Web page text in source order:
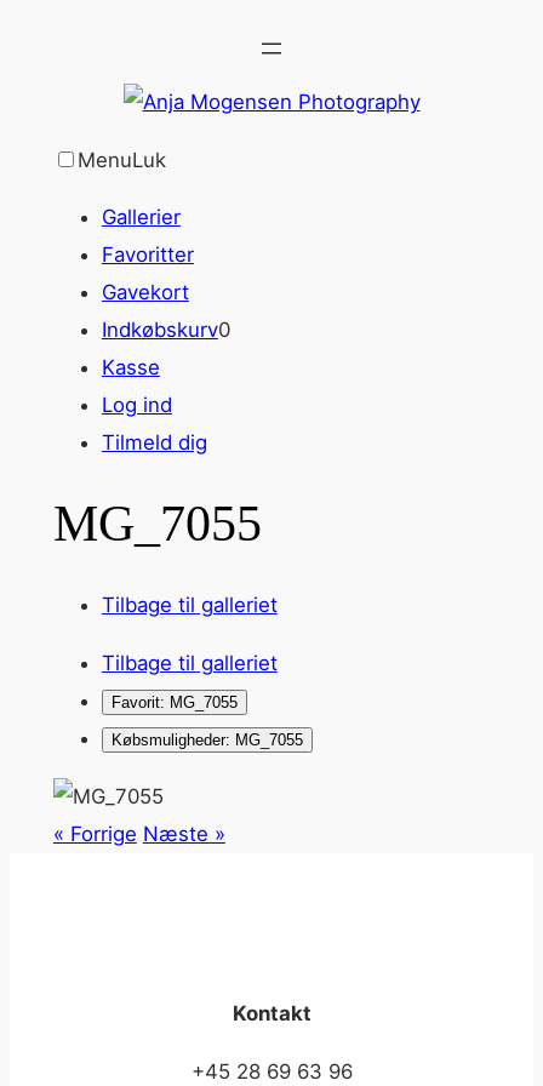
MenuLuk
Gallerier
Favoritter
Gavekort
Indkøbskurv0
Kasse
Log ind
Tilmeld dig
MG_7055
Tilbage til galleriet
Tilbage til galleriet
Favorit: MG_7055
Købsmuligheder: MG_7055
« Forrige Næste »
Kontakt
+45 28 69 63 96